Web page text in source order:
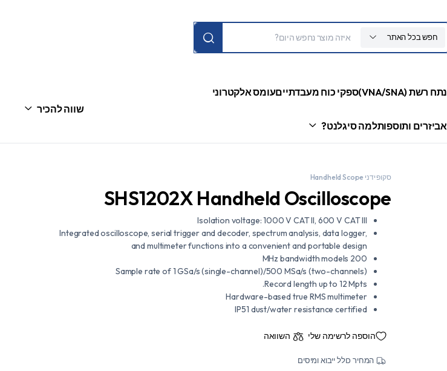
חפש בכל האתר
נתח רשת (VNA/SNA) ספקי כוח מעבדתייםעומס אלקטרוני
אביזרים ותוספותלמה סיגלנט?
שווה להכיר
סקופ ידני Handheld Scope
SHS1202X Handheld Oscilloscope
Isolation voltage: 1000 V CAT II, 600 V CAT III
Integrated oscilloscope, serial trigger and decoder, spectrum analysis, data logger,
and multimeter functions into a convenient and portable design
200 MHz bandwidth models
Sample rate of 1 GSa/s (single-channel)/500 MSa/s (two-channels)
Record length up to 12 Mpts.
Hardware-based true RMS multimeter
IP51 dust/water resistance certified
הוספה לרשימה שלי השוואה
המחיר כולל ייבוא ומיסים